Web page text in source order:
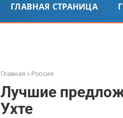
ГЛАВНАЯ СТРАНИЦА
Главная » Россия
Лучшие
Ухте